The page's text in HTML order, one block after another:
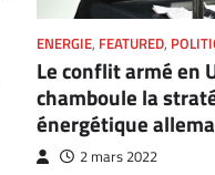
ENERGIE, FEATURED,
Le conflit armé en
chamboule la
énergétique
2 mars 2022